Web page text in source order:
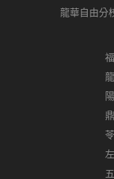
龍華自由分